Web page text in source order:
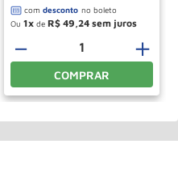
Ou 1 de R$ 49,24
＋
－
COMPRAR